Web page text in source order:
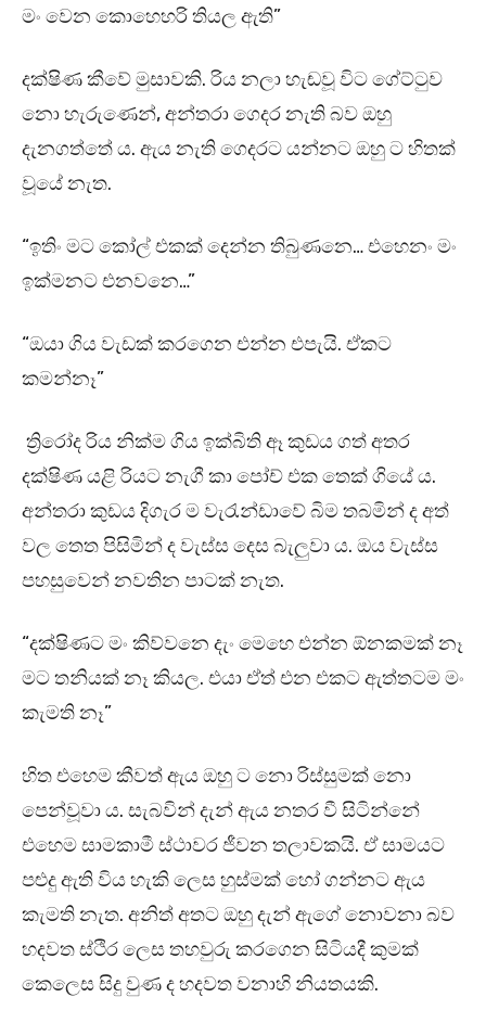
මං වෙන කොහෙහරි තියල ඇති”
දක්ෂිණ කීවේ මුසාවකි. රිය නලා හැඬවූ විට ගේට්ටුව
නො හැරුණෙන්, අන්තරා ගෙදර නැති බව ඔහු
දැනගත්තේ ය. ඇය නැති ගෙදරට යන්නට ඔහු ට හිතක්
වූයේ නැත.
“ඉතිං මට කෝල් එකක් දෙන්න තිබුණනෙ… එහෙනං මං
ඉක්මනට එනවනෙ…”
“ඔයා ගිය වැඩක් කරගෙන එන්න එපැයි. ඒකට
කමන්නෑ”
ත්‍රිරෝද රිය නික්ම ගිය ඉක්බිති ඈ කුඩය ගත් අතර
දක්ෂිණ යළි රියට නැගී කා පෝච් එක තෙක් ගියේ ය.
අන්තරා කුඩය දිගැර ම වැරැන්ඩාවේ බිම තබමින් ද අත්
වල තෙත පිසිමින් ද වැස්ස දෙස බැලුවා ය. ඔය වැස්ස
පහසුවෙන් නවතින පාටක් නැත.
“දක්ෂිණට මං කිව්වනෙ දැං මෙහෙ එන්න ඕනකමක් නෑ
මට තනියක් නෑ කියල. එයා ඒත් එන එකට ඇත්තටම මං
කැමති නෑ”
හිත එහෙම කීවත් ඇය ඔහු ට නො රිස්සුමක් නො
පෙන්වූවා ය. සැබවින් දැන් ඇය නතර වී සිටින්නේ
එහෙම සාමකාමී ස්ථාවර ජීවන තලාවකයි. ඒ සාමයට
පළුදු ඇති විය හැකි ලෙස හුස්මක් හෝ ගන්නට ඇය
කැමති නැත. අනිත් අතට ඔහු දැන් ඇගේ නොවනා බව
හදවත ස්ථිර ලෙස තහවුරු කරගෙන සිටියදී කුමක්
කෙලෙස සිදු වුණ ද හදවත වනාහි නියතයකි.